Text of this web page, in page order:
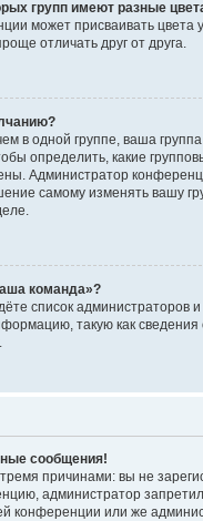
групп имеют разные
может присваивать цвета
отличать друг от друга.
в одной группе, ваша
определить, какие
Администратор
самому изменять вашу
команда»?
список администраторов
такую как
сообщения!
причинами: вы не
администратор запретил
конференции или же